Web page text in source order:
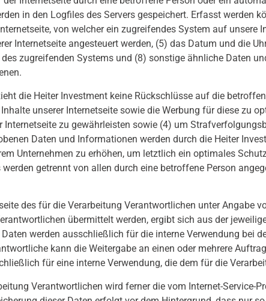
in den Logfiles des Servers gespeichert. Erfasst werden
von welcher ein zugreifendes System auf unsere
Internetseite angesteuert werden, (5) das Datum und die
zugreifenden Systems und (8) sonstige ähnliche Daten
die Heiter Investment keine Rückschlüsse auf die
unserer Internetseite sowie die Werbung für diese zu
zu gewährleisten sowie (4) um
Daten und Informationen werden durch die Heiter
Unternehmen zu erhöhen, um letztlich ein optimales
getrennt von allen durch eine betroffene Person
des für die Verarbeitung Verantwortlichen unter Angabe
übermittelt werden, ergibt sich aus der
werden ausschließlich für die interne Verwendung bei
kann die Weitergabe an einen oder mehrere
für eine interne Verwendung, die dem für die
Verantwortlichen wird ferner die vom Internet-Service-